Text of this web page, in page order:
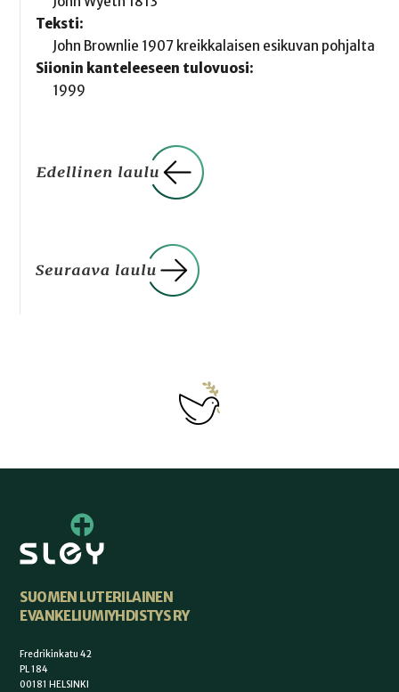
Teksti:
John Brownlie 1907 kreikkalaisen esikuvan pohjalta
Siionin kanteleeseen tulovuosi:
1999
SUOMEN LUTERILAINEN
EVANKELIUMIYHDISTYS RY
Fredrikinkatu 42
PL 184
00181 HELSINKI